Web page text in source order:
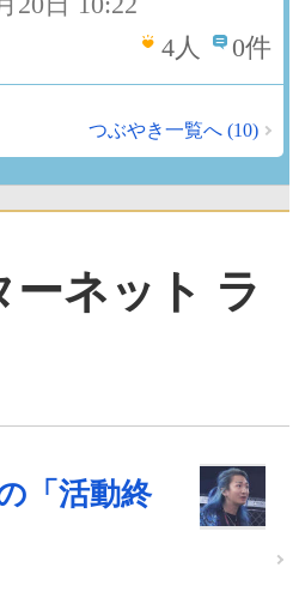
4人 0件
つぶやき一覧へ (10)
ネット ラ
「活動終